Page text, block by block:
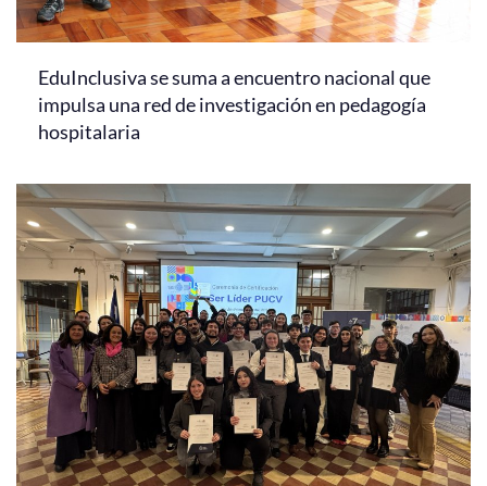
EduInclusiva se suma a encuentro nacional que
impulsa una red de investigación en pedagogía
hospitalaria